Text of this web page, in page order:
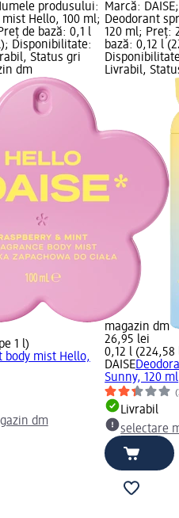
produsului:
Hello, 100 ml;
de bază: 0,1 l
Disponibilitate:
Status gri
dm
1 l)
body mist Hello,
dm
Marcă:
Deodorant
120 ml; Preț:
bază: 0,12 l
Livrabil,
magazin dm
26,95 lei
0,12 l (224,58
DAISE
Sunny, 120 ml
Livrabil
selectare